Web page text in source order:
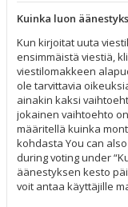
Kuinka luon
Kun kirjoitat uuta
ensimmäistä viestiä,
viestilomakkeen
ole tarvittavia
ainakin kaksi
jokainen vaihtoehto
määritellä kuinka
kohdasta You can
during voting under
äänestyksen kesto
voit antaa käyttäjille